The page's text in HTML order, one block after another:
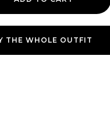
THE WHOLE OUTFIT